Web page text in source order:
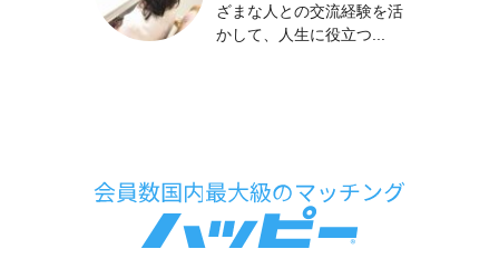
ざまな人との交流経験を活
かして、人生に役立つ...